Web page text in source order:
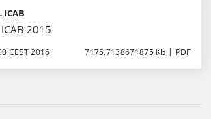
ICAB
2015
CEST 2016 7175.7138671875 Kb PDF